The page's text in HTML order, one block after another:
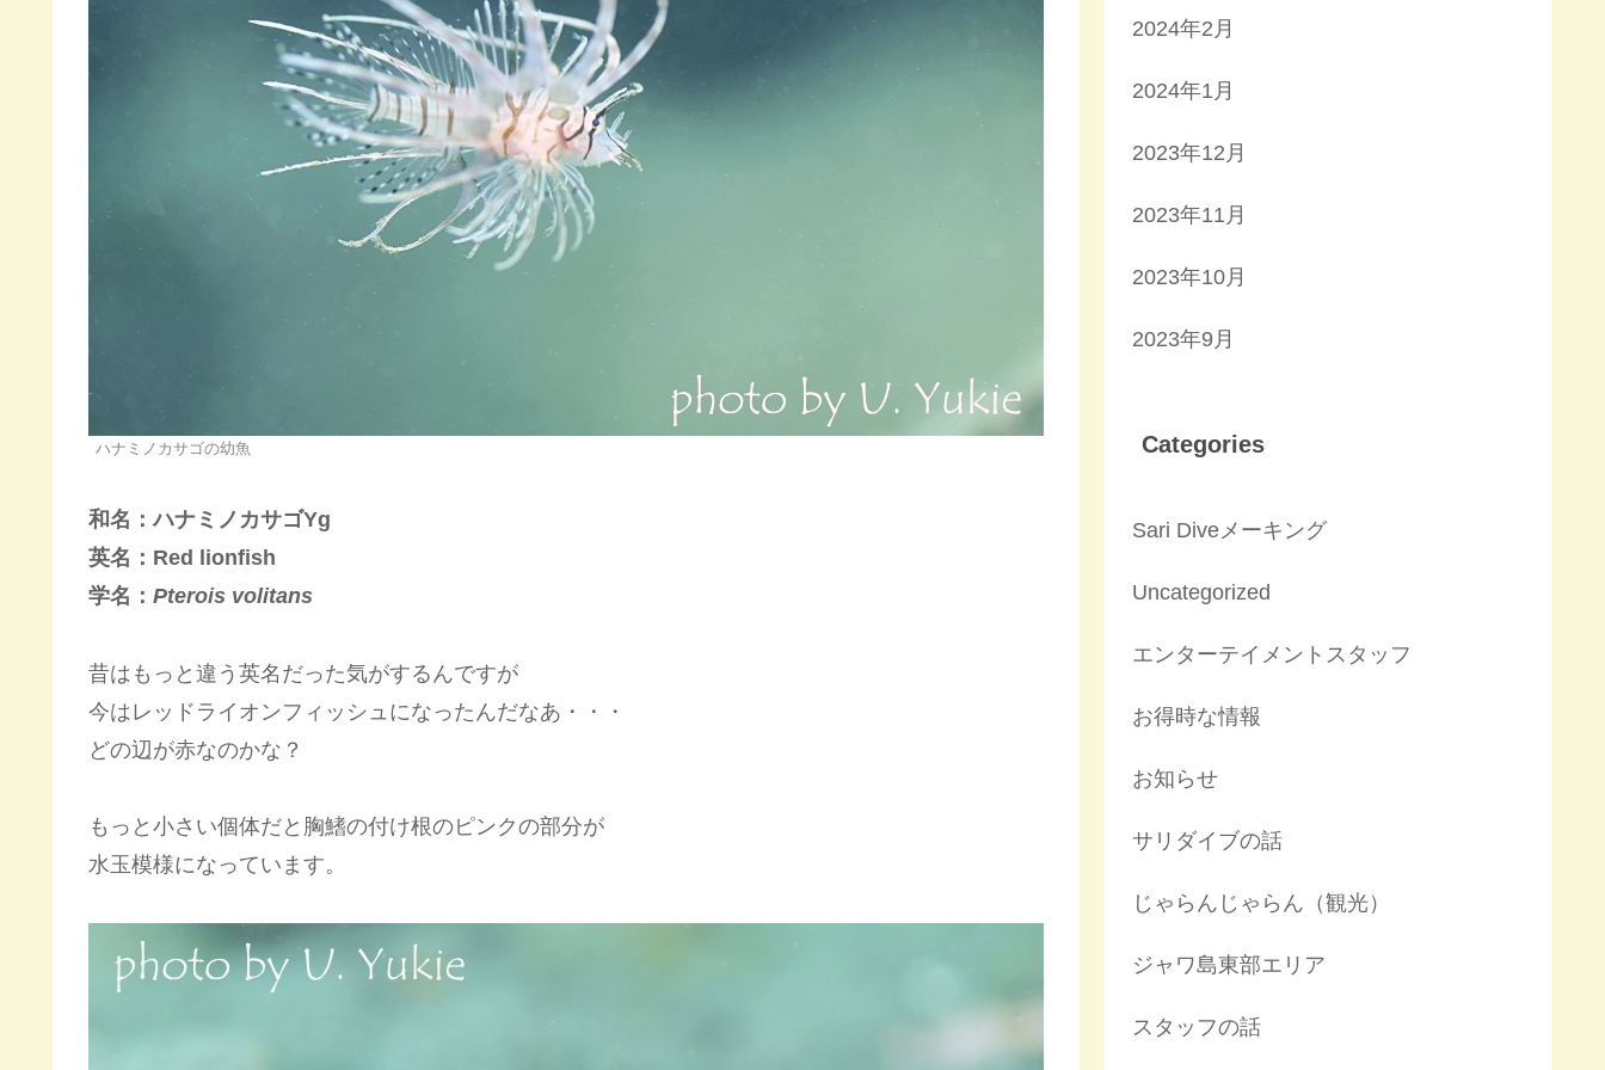
ハナミノカサゴの幼魚
和名：ハナミノカサゴYg
英名：Red lionfish
学名： Pterois volitans
昔はもっと違う英名だった気がするんですが
今はレッドライオンフィッシュになったんだなあ・・・
どの辺が赤なのかな？
もっと小さい個体だと胸鰭の付け根のピンクの部分が
水玉模様になっています。
2024年2月
2024年1月
2023年12月
2023年11月
2023年10月
2023年9月
Categories
Sari Diveメーキング
Uncategorized
エンターテイメントスタッフ
お得時な情報
お知らせ
サリダイブの話
じゃらんじゃらん（観光）
ジャワ島東部エリア
スタッフの話